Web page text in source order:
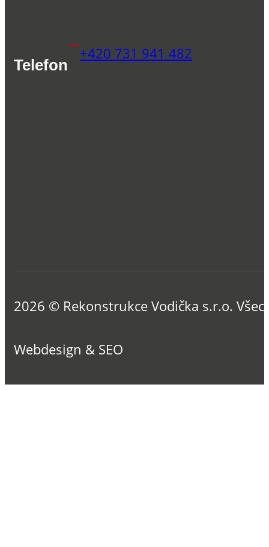
Telefon
+420 731 941 482
2026 © Rekonstrukce Vodička s.r.o.
Webdesign & SEO